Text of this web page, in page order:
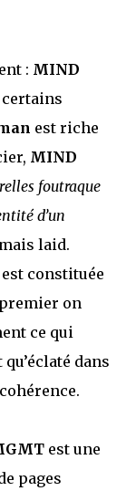
: MIND
certains
est riche
MIND
foutraque
d’un
laid.
constituée
on
ce qui
dans
est une
pages